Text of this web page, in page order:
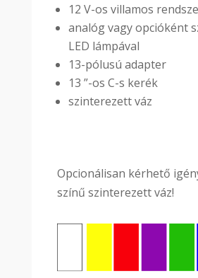
12 V-os villamos
analóg vagy opcióként
LED lámpával
13-pólusú adapter
13 ”-os C-s kerék
szinterezett váz
Opcionálisan kérhető
színű szinterezett váz!